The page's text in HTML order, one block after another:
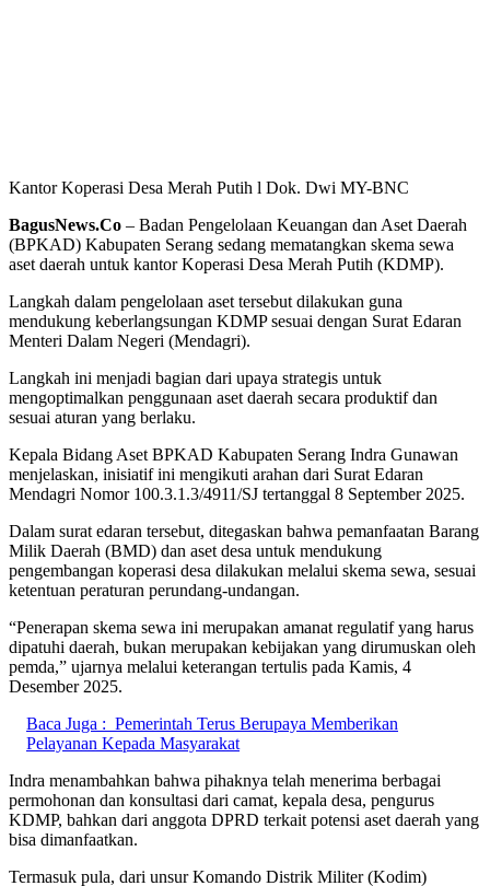
Kantor Koperasi Desa Merah Putih l Dok. Dwi MY-BNC
BagusNews.Co – Badan Pengelolaan Keuangan dan Aset Daerah
(BPKAD) Kabupaten Serang sedang mematangkan skema sewa
aset daerah untuk kantor Koperasi Desa Merah Putih (KDMP).
Langkah dalam pengelolaan aset tersebut dilakukan guna
mendukung keberlangsungan KDMP sesuai dengan Surat Edaran
Menteri Dalam Negeri (Mendagri).
Langkah ini menjadi bagian dari upaya strategis untuk
mengoptimalkan penggunaan aset daerah secara produktif dan
sesuai aturan yang berlaku.
Kepala Bidang Aset BPKAD Kabupaten Serang Indra Gunawan
menjelaskan, inisiatif ini mengikuti arahan dari Surat Edaran
Mendagri Nomor 100.3.1.3/4911/SJ tertanggal 8 September 2025.
Dalam surat edaran tersebut, ditegaskan bahwa pemanfaatan Barang
Milik Daerah (BMD) dan aset desa untuk mendukung
pengembangan koperasi desa dilakukan melalui skema sewa, sesuai
ketentuan peraturan perundang-undangan.
“Penerapan skema sewa ini merupakan amanat regulatif yang harus
dipatuhi daerah, bukan merupakan kebijakan yang dirumuskan oleh
pemda,” ujarnya melalui keterangan tertulis pada Kamis, 4
Desember 2025.
Baca Juga : Pemerintah Terus Berupaya Memberikan
Pelayanan Kepada Masyarakat
Indra menambahkan bahwa pihaknya telah menerima berbagai
permohonan dan konsultasi dari camat, kepala desa, pengurus
KDMP, bahkan dari anggota DPRD terkait potensi aset daerah yang
bisa dimanfaatkan.
Termasuk pula, dari unsur Komando Distrik Militer (Kodim)